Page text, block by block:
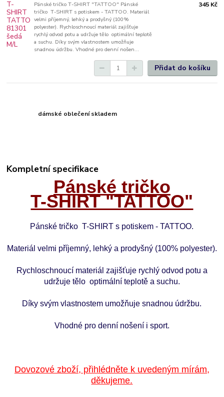
Pánské tričko T-SHIRT "TATTOO" Pánské
tričko T-SHIRT s potiskem - TATTOO. Materiál
velmi příjemný, lehký a prodyšný (100%
polyester). Rychloschnoucí materiál zajišťuje
rychlý odvod potu a udržuje tělo optimální teplotě
a suchu. Díky svým vlastnostem umožňuje
snadnou údržbu. Vhodné pro denní nošen...
345 Kč
Přidat do košíku
dámské oblečení skladem
Kompletní specifikace
Pánské tričko
T-SHIRT "TATTOO"
Pánské tričko T-SHIRT s potiskem - TATTOO.
Materiál velmi příjemný, lehký a prodyšný (100% polyester).
Rychloschnoucí materiál zajišťuje rychlý odvod potu a
udržuje tělo optimální teplotě a suchu.
Díky svým vlastnostem umožňuje snadnou údržbu.
Vhodné pro denní nošení i sport.
Dovozové zboží, přihlédněte k uvedeným mírám,
děkujeme.